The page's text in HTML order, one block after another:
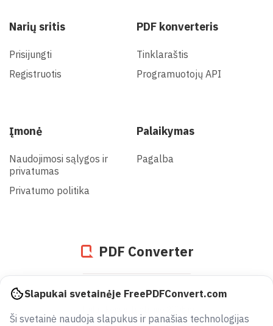
Narių sritis
Prisijungti
Registruotis
PDF konverteris
Tinklaraštis
Programuotojų API
Įmonė
Naudojimosi sąlygos ir
privatumas
Privatumo politika
Palaikymas
Pagalba
PDF Converter
937237991507
Slapukai svetainėje FreePDFConvert.com
Ši svetainė naudoja slapukus ir panašias technologijas